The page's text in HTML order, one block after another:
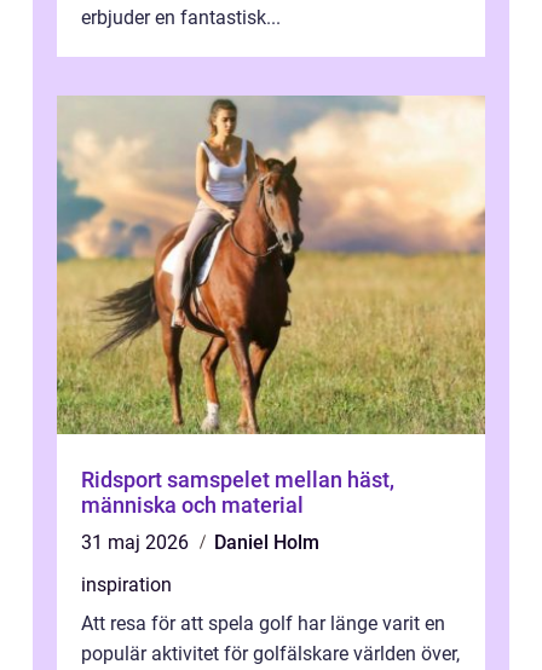
erbjuder en fantastisk...
Ridsport samspelet mellan häst,
människa och material
31 maj 2026
Daniel Holm
inspiration
Att resa för att spela golf har länge varit en
populär aktivitet för golfälskare världen över,